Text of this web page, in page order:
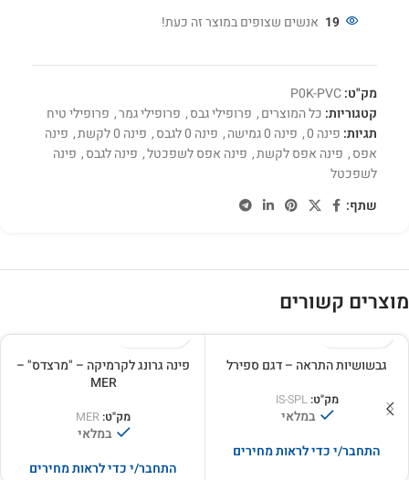
19 אנשים שצופים במוצר זה כעת!
מק"ט:P0K-PVC
קטגוריות: כל המוצרים, פרופילי גבס, פרופילי גמר, פרופילי טיח
תגיות: פינה 0 , פינה 0 גמישה , פינה 0 לגבס , פינה 0 לקשת , פינה
אפס, פינה אפס לקשת, פינה אפס לשפכטל, פינה לגבס, פינה
לשפכטל
שתף:
מוצרים קשורים
גבשושיות התראה – דגם ספירל
מק"ט:IS-SPL
במלאי
התחבר/י כדי לראות מחירים
פינה גרונג לקרמיקה – "מרצדס" –
MER
מק"ט: MER
במלאי
התחבר/י כדי לראות מחירים